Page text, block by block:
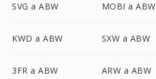
SVG a ABW MOBI a ABW
KWD a ABW SXW a ABW
3FR a ABW ARW a ABW